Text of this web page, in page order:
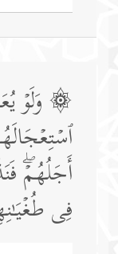
۞ وَلَوۡ
أَجَلُهُمۡۖ
فِی